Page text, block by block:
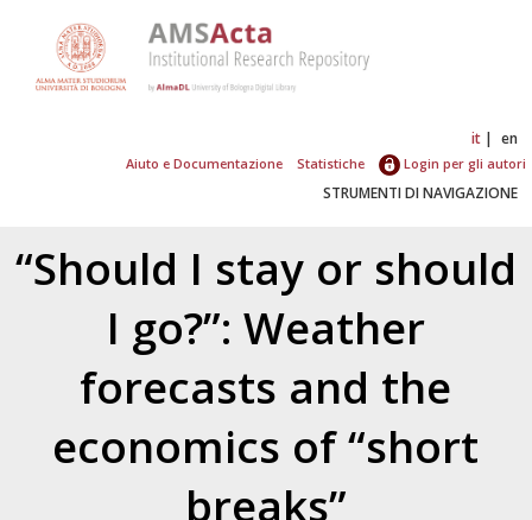
it en
Aiuto e Documentazione Statistiche Login per gli autori
STRUMENTI DI NAVIGAZIONE
“Should I stay or should
I go?”: Weather
forecasts and the
economics of “short
breaks”